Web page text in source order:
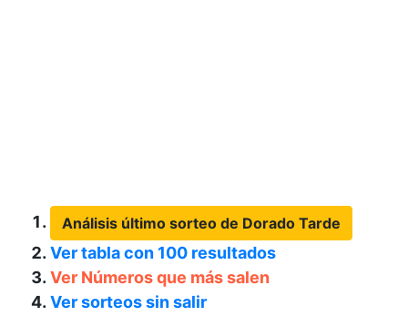
Análisis último sorteo de Dorado Tarde
Ver tabla con 100 resultados
Ver Números que más salen
Ver sorteos sin salir